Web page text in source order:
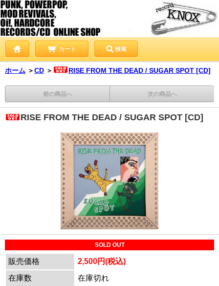
カート 検索
ホーム ＞CD ＞ RISE FROM THE DEAD / SUGAR SPOT [CD]
前の商品へ 次の商品へ
RISE FROM THE DEAD / SUGAR SPOT [CD]
SOLD OUT
販売価格
2,500円(税込)
在庫数
在庫切れ